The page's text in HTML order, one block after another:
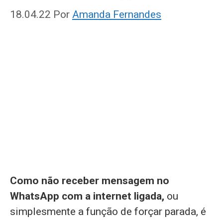
18.04.22 Por Amanda Fernandes
Como não receber mensagem no
WhatsApp com a internet ligada, ou
simplesmente a função de forçar parada, é